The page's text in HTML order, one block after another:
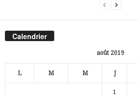
Calendrier
août 2019
L M M J
1